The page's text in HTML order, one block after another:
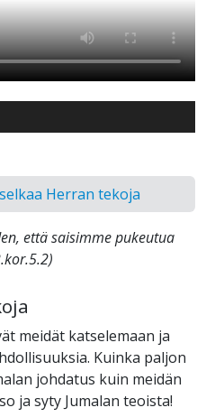
Herran tekoja
että saisimme pukeutua
meidät katselemaan ja
Kuinka paljon
johdatus kuin meidän
ja syty Jumalan teoista!